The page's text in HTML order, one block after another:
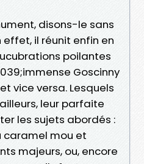
disons-le sans
effet, il réunit enfin en
poilantes
Goscinny
vice versa. Lesquels
leur parfaite
les sujets abordés :
caramel mou et
majeurs, ou, encore